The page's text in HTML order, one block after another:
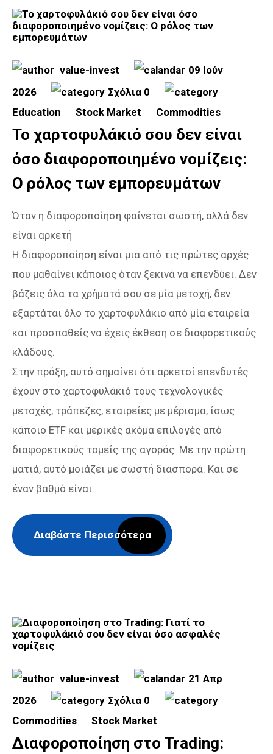
value-invest
09 Ιούν
2026
Σχόλια 0
Education
Stock Market Commodities
Το χαρτοφυλάκιό σου δεν είναι
όσο διαφοροποιημένο νομίζεις:
Ο ρόλος των εμπορευμάτων
Όταν η διαφοροποίηση φαίνεται σωστή, αλλά δεν
είναι αρκετή
Η διαφοροποίηση είναι μια από τις πρώτες αρχές
που μαθαίνει κάποιος όταν ξεκινά να επενδύει. Δεν
βάζεις όλα τα χρήματά σου σε μία μετοχή, δεν
εξαρτάται όλο το χαρτοφυλάκιο από μία εταιρεία
και προσπαθείς να έχεις έκθεση σε διαφορετικούς
κλάδους.
Στην πράξη, αυτό σημαίνει ότι αρκετοί επενδυτές
έχουν στο χαρτοφυλάκιό τους τεχνολογικές
μετοχές, τράπεζες, εταιρείες με μέρισμα, ίσως
κάποιο ETF και μερικές ακόμα επιλογές από
διαφορετικούς τομείς της αγοράς. Με την πρώτη
ματιά, αυτό μοιάζει με σωστή διασπορά. Και σε
έναν βαθμό είναι.
Διαβάστε Περισσότερα
value-invest
21 Απρ
2026
Σχόλια 0
Commodities
Stock Market
Διαφοροποίηση στο Trading: